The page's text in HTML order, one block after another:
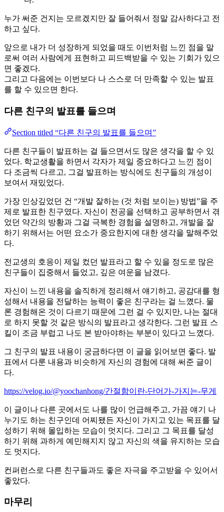
누가 써준 건지는 모르겠지만 잘 들어줘서 정말 감사하다고 전
하고 싶다.
앞으로 내가 더 성장하게 되었을 때도 이번처럼 느낀 점을 말
로써 여러 사람에게 표현하고 피드백받을 수 있는 기회가 있으
면 좋겠다.
그리고 다음에는 이번보다 나 스스로 더 만족할 수 있는 발표
를 할 수 있으면 한다.
다른 친구의 발표를 들으며
Section titled “다른 친구의 발표를 들으며”
다른 친구들이 발표하는 걸 들으면서도 많은 생각을 할 수 있
었다. 학교생활을 하면서 각자가 제일 중요하다고 느낀 점이
다 조금씩 다르고, 그걸 발표하는 방식에도 친구들의 개성이
보여서 재밌었다.
가장 인상깊었던 건 “개발 잘하는 (것 처럼 보이는) 방법”을 주
제로 발표한 친구였다. 자신이 전공을 선택하고 공부하면서 겪
었던 약간의 방황과 그걸 극복한 경험을 설명하고, 개발을 잘
하기 위해서는 어떤 요소가 중요한지에 대한 생각을 말해주었
다.
전교생의 호응이 제일 컸던 발표라고 할 수 있을 정도로 많은
친구들이 집중해서 들었고, 깊은 여운을 남겼다.
자신이 느낀 내용을 솔직하게 정리해서 얘기하고, 공감대를 형
성해서 내용을 전달하는 능력이 좋은 친구라는 걸 느꼈다. 물
론 경험해온 것이 다르기 때문에 그런 걸 수 있지만, 나는 절대
로 하지 못할 것 같은 방식의 발표라고 생각한다. 그런 발표 스
킬이 조금 부럽고 나도 본 받아야하는 부분이 있다고 느꼈다.
그 친구의 발표 내용이 궁금하다면 이 글을 읽어보면 좋다. 발
표에서 다룬 내용과 비슷하게 자신의 경험에 대해 써준 글이
다.
https://velog.io/@yoochanhong/간절함이란-단어가-가지는-무게
이 글이나 다른 곳에서도 나를 많이 언급해주고, 가끔 얘기 나
누기도 하는 친구인데 어찌됐든 자신이 가지고 있는 목표를 달
성하기 위해 몰입하는 모습이 멋지다. 그리고 그 목표를 달성
하기 위해 과하게 예민해지지 않고 자신의 색을 유지하는 모습
도 멋지다.
컨퍼런스로 다른 친구들과도 좋은 자극을 주고받을 수 있어서
좋았다.
마무리